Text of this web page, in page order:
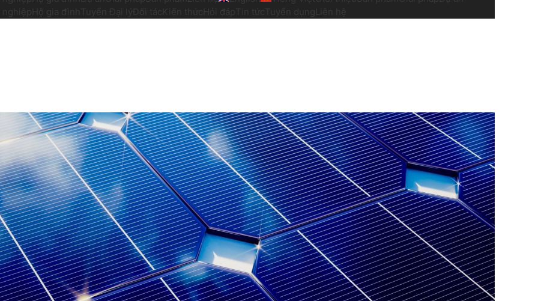
nghiệpHộ gia đình Tuyển Đại lý Đối tác Kiến thức Hỏi đáp Tin tức Tuyển dụng Liên hệ